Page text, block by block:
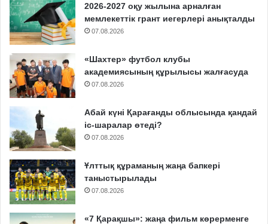
2026-2027 оқу жылына арналған
мемлекеттік грант иегерлері анықталды
07.08.2026
«Шахтер» футбол клубы
академиясының құрылысы жалғасуда
07.08.2026
Абай күні Қарағанды облысында қандай
іс-шаралар өтеді?
07.08.2026
Ұлттық құраманың жаңа бапкері
таныстырылады
07.08.2026
«7 Қарақшы»: жаңа фильм көрерменге